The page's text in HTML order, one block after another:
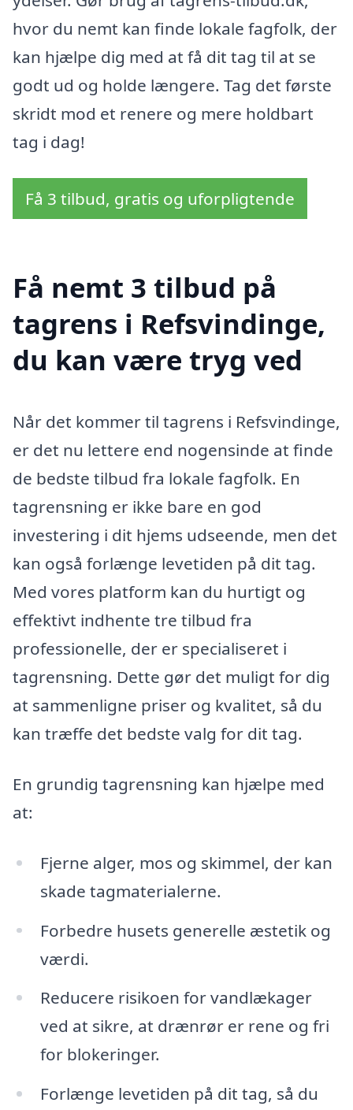
hvor du nemt kan finde lokale fagfolk, der
kan hjælpe dig med at få dit tag til at se
godt ud og holde længere. Tag det første
skridt mod et renere og mere holdbart
tag i dag!
Få 3 tilbud, gratis og uforpligtende
Få nemt 3 tilbud på
tagrens i Refsvindinge,
du kan være tryg ved
Når det kommer til tagrens i Refsvindinge,
er det nu lettere end nogensinde at finde
de bedste tilbud fra lokale fagfolk. En
tagrensning er ikke bare en god
investering i dit hjems udseende, men det
kan også forlænge levetiden på dit tag.
Med vores platform kan du hurtigt og
effektivt indhente tre tilbud fra
professionelle, der er specialiseret i
tagrensning. Dette gør det muligt for dig
at sammenligne priser og kvalitet, så du
kan træffe det bedste valg for dit tag.
En grundig tagrensning kan hjælpe med
at:
Fjerne alger, mos og skimmel, der kan
skade tagmaterialerne.
Forbedre husets generelle æstetik og
værdi.
Reducere risikoen for vandlækager
ved at sikre, at drænrør er rene og fri
for blokeringer.
Forlænge levetiden på dit tag, så du